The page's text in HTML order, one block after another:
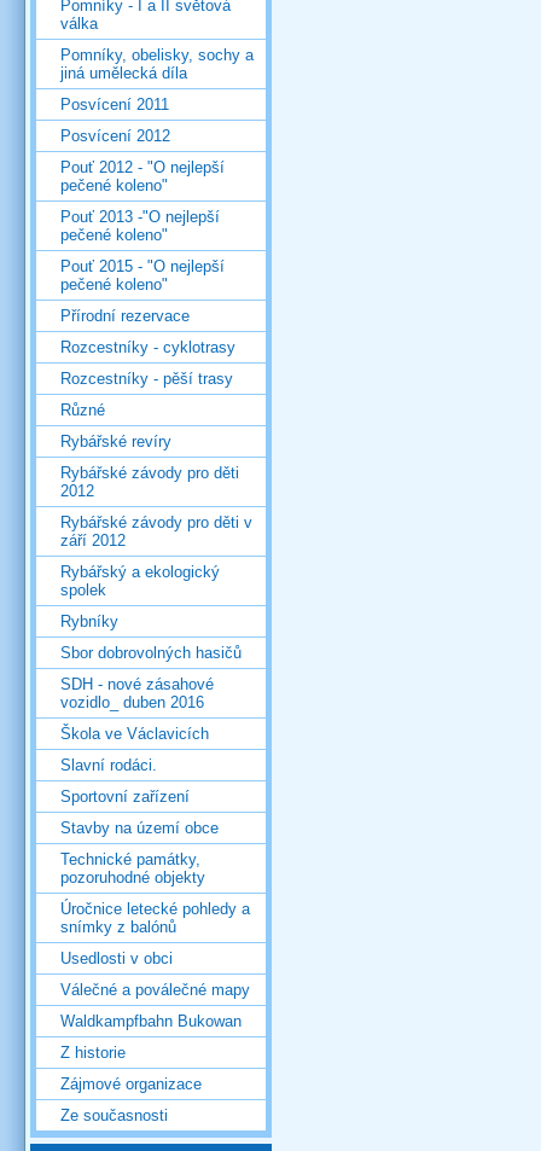
Pomníky - I a II světová
válka
Pomníky, obelisky, sochy a
jiná umělecká díla
Posvícení 2011
Posvícení 2012
Pouť 2012 - "O nejlepší
pečené koleno"
Pouť 2013 -"O nejlepší
pečené koleno"
Pouť 2015 - "O nejlepší
pečené koleno"
Přírodní rezervace
Rozcestníky - cyklotrasy
Rozcestníky - pěší trasy
Různé
Rybářské revíry
Rybářské závody pro děti
2012
Rybářské závody pro děti v
září 2012
Rybářský a ekologický
spolek
Rybníky
Sbor dobrovolných hasičů
SDH - nové zásahové
vozidlo_ duben 2016
Škola ve Václavicích
Slavní rodáci.
Sportovní zařízení
Stavby na území obce
Technické památky,
pozoruhodné objekty
Úročnice letecké pohledy a
snímky z balónů
Usedlosti v obci
Válečné a poválečné mapy
Waldkampfbahn Bukowan
Z historie
Zájmové organizace
Ze současnosti